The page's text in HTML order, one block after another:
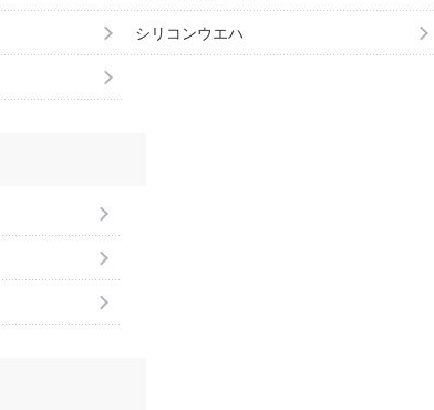
シリコンウエハ